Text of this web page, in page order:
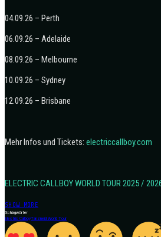
04.09.26 – Perth
06.09.26 – Adelaide
08.09.26 – Melbourne
10.09.26 – Sydney
12.09.26 – Brisbane
Mehr Infos und Tickets: electriccallboy.com
ELECTRIC CALLBOY WORLD TOUR 2025 /
SHOW MORE
Schlagwörter
Electric CallboyTanzneid World Tour